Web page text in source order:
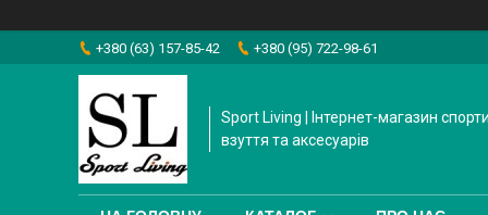
+380 (63) 157-85-42 +380 (95) 722-98-61
Sport Living | Інтернет-магазин
взуття та аксесуарів